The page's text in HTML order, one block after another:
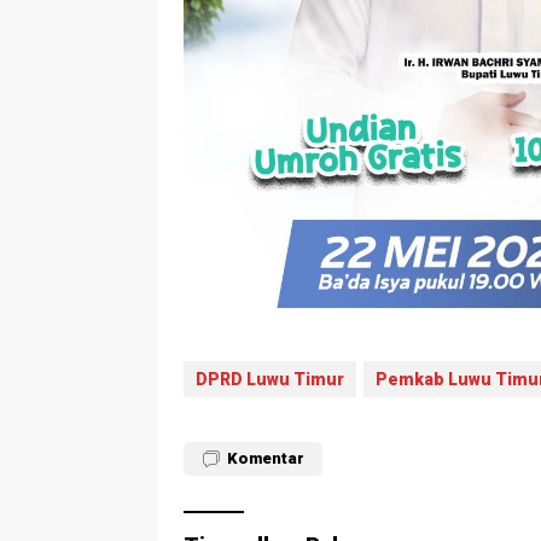
DPRD Luwu Timur Pemkab Luwu
Komentar